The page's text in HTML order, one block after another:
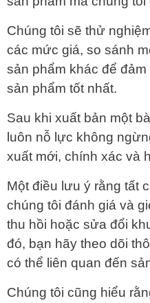
Chúng tôi sẽ thử
các mức giá, so sánh
sản phẩm khác để
sản phẩm tốt nhất.
Sau khi xuất bản một
luôn nỗ lực không
xuất mới, chính xác và
Một điều lưu ý rằng tất
chúng tôi đánh giá và
thu hồi hoặc sửa đổi
đó, bạn hãy theo dõi
có thể liên quan đến
Chúng tôi cũng hiểu